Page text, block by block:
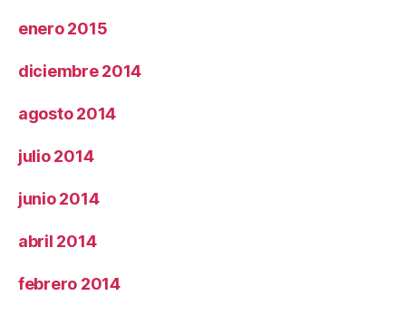
enero 2015
diciembre 2014
agosto 2014
julio 2014
junio 2014
abril 2014
febrero 2014